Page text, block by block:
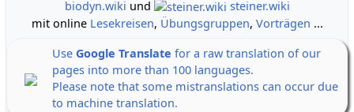
biodyn.wiki und
steiner.wiki
mit online Lesekreisen, Übungsgruppen, Vorträgen ...
Use Google Translate for a raw translation of our
pages into more than 100 languages.
Please note that some mistranslations can occur due
to machine translation.